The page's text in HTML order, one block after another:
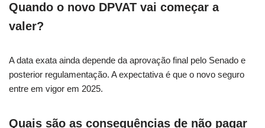
Quando o novo DPVAT vai começar a
valer?
A data exata ainda depende da aprovação final pelo Senado e
posterior regulamentação. A expectativa é que o novo seguro
entre em vigor em 2025.
Quais são as consequências de não pagar